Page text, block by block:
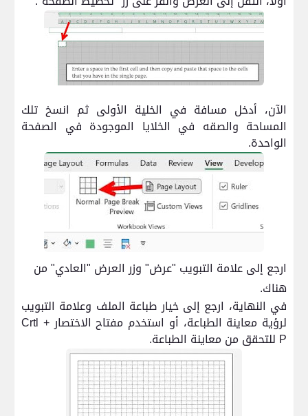
الآن، أدخل مسافة في الخلية الأولى ثم انسخ تلك
المساحة والصقه في الخلايا الموجودة في الصفحة
الواحدة.
ارجع إلى علامة التبويب "عرض" وزر العرض "العادي" من
هناك.
في النهاية، ارجع إلى خيار طباعة الملف وعلامة التبويب
لرؤية معاينة الطباعة، أو استخدم مفتاح الاختصارCrtl +
P للتحقق من معاينة الطباعة.